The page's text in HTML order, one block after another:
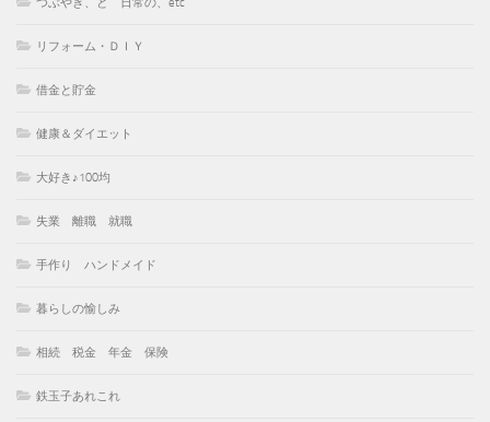
リフォーム・ＤＩＹ
借金と貯金
健康＆ダイエット
大好き♪100均
失業 離職 就職
手作り ハンドメイド
暮らしの愉しみ
相続 税金 年金 保険
鉄玉子あれこれ